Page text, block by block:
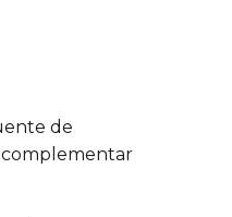
de
complementar